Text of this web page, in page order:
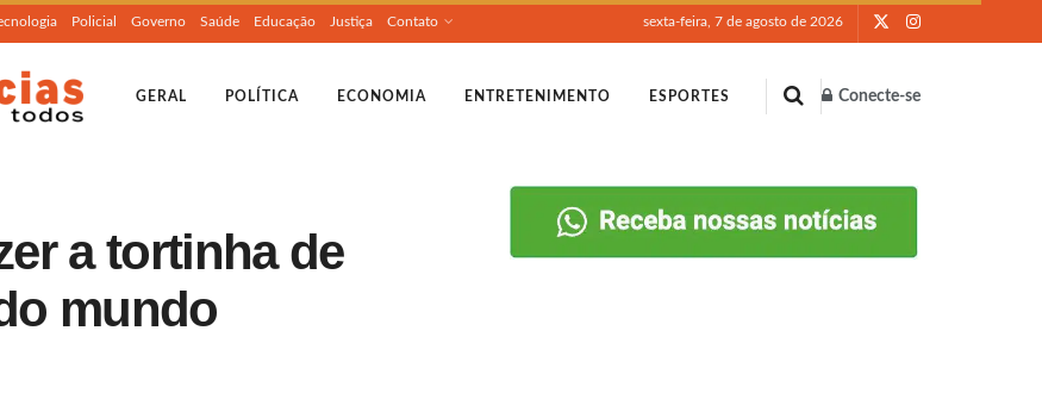
Policial Governo Saúde Educação Justiça Contato sexta-feira, 7 de agosto de 2026
GERAL POLÍTICA ECONOMIA ENTRETENIMENTO ESPORTES Conecte-se
a tortinha de
mundo